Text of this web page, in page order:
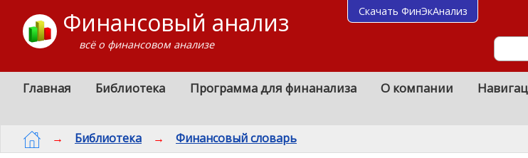
Финансовый анализ
всё о финансовом анализе
Главная Библиотека Программа для финанализа О компании
→ Библиотека → Финансовый словарь
Скачать ФинЭкАнализ